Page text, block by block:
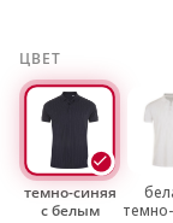
ЦВЕТ
темно-синяя
с белым